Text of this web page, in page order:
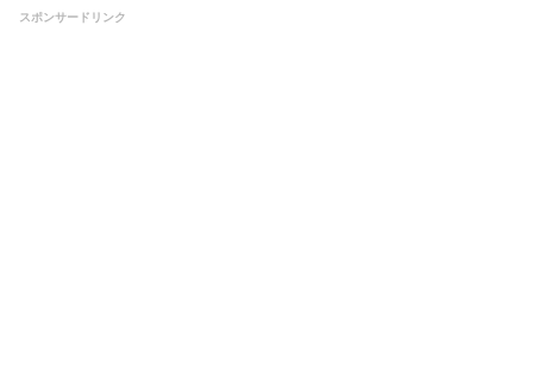
スポンサードリンク